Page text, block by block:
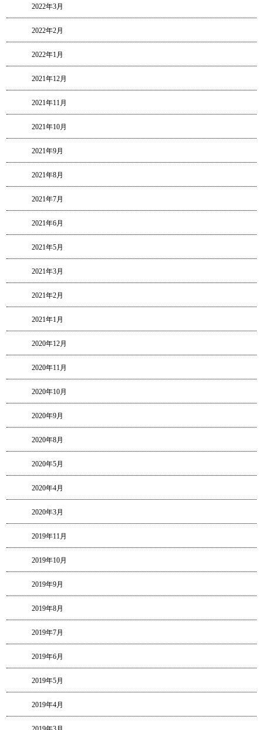
2022年3月
2022年2月
2022年1月
2021年12月
2021年11月
2021年10月
2021年9月
2021年8月
2021年7月
2021年6月
2021年5月
2021年3月
2021年2月
2021年1月
2020年12月
2020年11月
2020年10月
2020年9月
2020年8月
2020年5月
2020年4月
2020年3月
2019年11月
2019年10月
2019年9月
2019年8月
2019年7月
2019年6月
2019年5月
2019年4月